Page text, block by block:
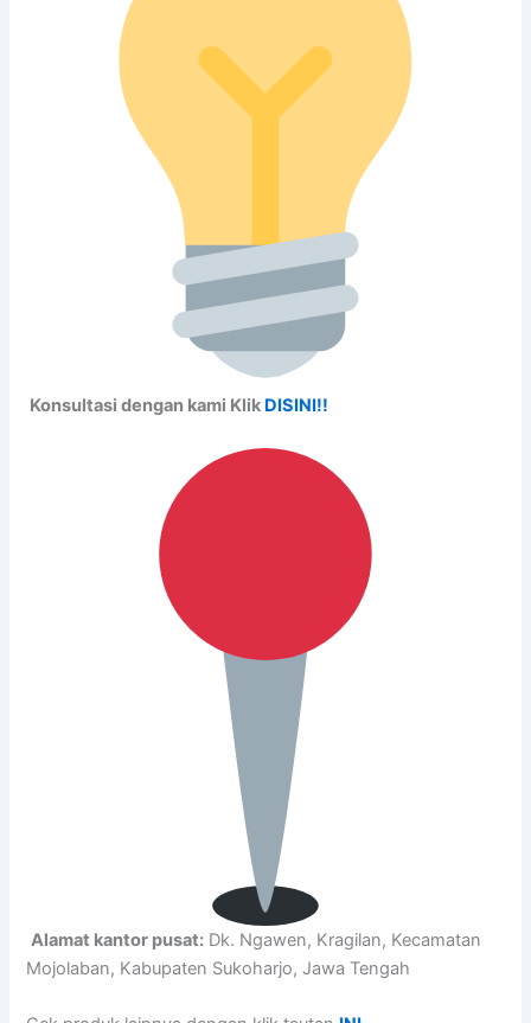
Konsultasi dengan kami Klik DISINI!!
Alamat kantor pusat: Dk. Ngawen, Kragilan, Kecamatan
Mojolaban, Kabupaten Sukoharjo, Jawa Tengah